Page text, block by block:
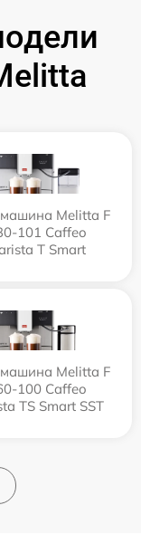
Melitta F
101 Caffeo
T Smart
Melitta F
100 Caffeo
TS Smart SST